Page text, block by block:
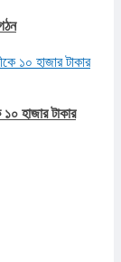
হাজার টাকার